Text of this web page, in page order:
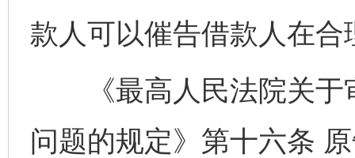
款人可以催告借款人在合
《最高人民法院关于
问题的规定》第十六条